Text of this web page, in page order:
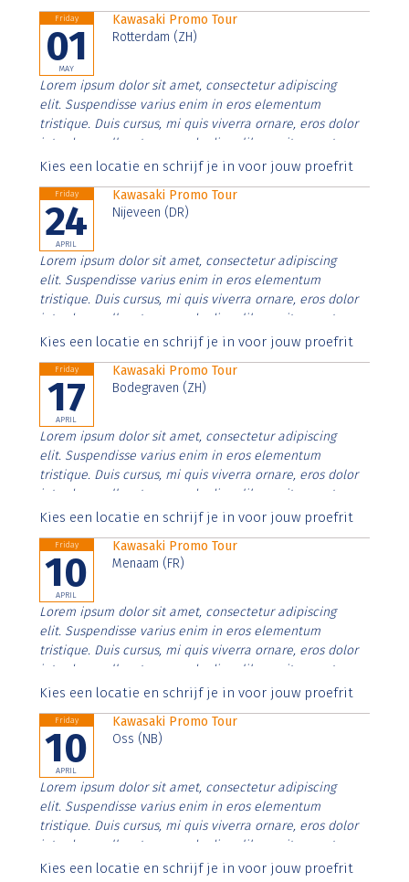
Friday
01
MAY
Kawasaki Promo Tour
Rotterdam (ZH)
Lorem ipsum dolor sit amet, consectetur adipiscing
elit. Suspendisse varius enim in eros elementum
tristique. Duis cursus, mi quis viverra ornare, eros dolor
interdum nulla, ut commodo diam libero vitae erat.
Aenean faucibus nibh et justo cursus id rutrum lorem
Kies een locatie en schrijf je in voor jouw proefrit
Friday
24
APRIL
Kawasaki Promo Tour
Nijeveen (DR)
Lorem ipsum dolor sit amet, consectetur adipiscing
elit. Suspendisse varius enim in eros elementum
tristique. Duis cursus, mi quis viverra ornare, eros dolor
interdum nulla, ut commodo diam libero vitae erat.
Aenean faucibus nibh et justo cursus id rutrum lorem
Kies een locatie en schrijf je in voor jouw proefrit
Friday
17
APRIL
Kawasaki Promo Tour
Bodegraven (ZH)
Lorem ipsum dolor sit amet, consectetur adipiscing
elit. Suspendisse varius enim in eros elementum
tristique. Duis cursus, mi quis viverra ornare, eros dolor
interdum nulla, ut commodo diam libero vitae erat.
Aenean faucibus nibh et justo cursus id rutrum lorem
Kies een locatie en schrijf je in voor jouw proefrit
Friday
10
APRIL
Kawasaki Promo Tour
Menaam (FR)
Lorem ipsum dolor sit amet, consectetur adipiscing
elit. Suspendisse varius enim in eros elementum
tristique. Duis cursus, mi quis viverra ornare, eros dolor
interdum nulla, ut commodo diam libero vitae erat.
Aenean faucibus nibh et justo cursus id rutrum lorem
Kies een locatie en schrijf je in voor jouw proefrit
Friday
10
APRIL
Kawasaki Promo Tour
Oss (NB)
Lorem ipsum dolor sit amet, consectetur adipiscing
elit. Suspendisse varius enim in eros elementum
tristique. Duis cursus, mi quis viverra ornare, eros dolor
interdum nulla, ut commodo diam libero vitae erat.
Aenean faucibus nibh et justo cursus id rutrum lorem
Kies een locatie en schrijf je in voor jouw proefrit